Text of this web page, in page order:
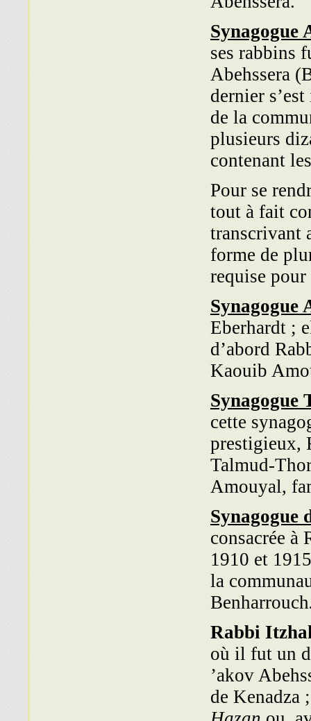
Synagogue
ses rabbins
Abehssera
dernier
de la
plusieurs
contenant
Pour se
tout à fait
transcrivant
forme de
requise
Synagogue
Eberhardt ;
d’abord
Kaouib
Synagogue
cette
prestigieux,
Talmud-
Amouyal,
Synagogue
consacrée à
1910 et
la
Benharrouch
Rabbi
où il fut un
’akov
de Kenadza